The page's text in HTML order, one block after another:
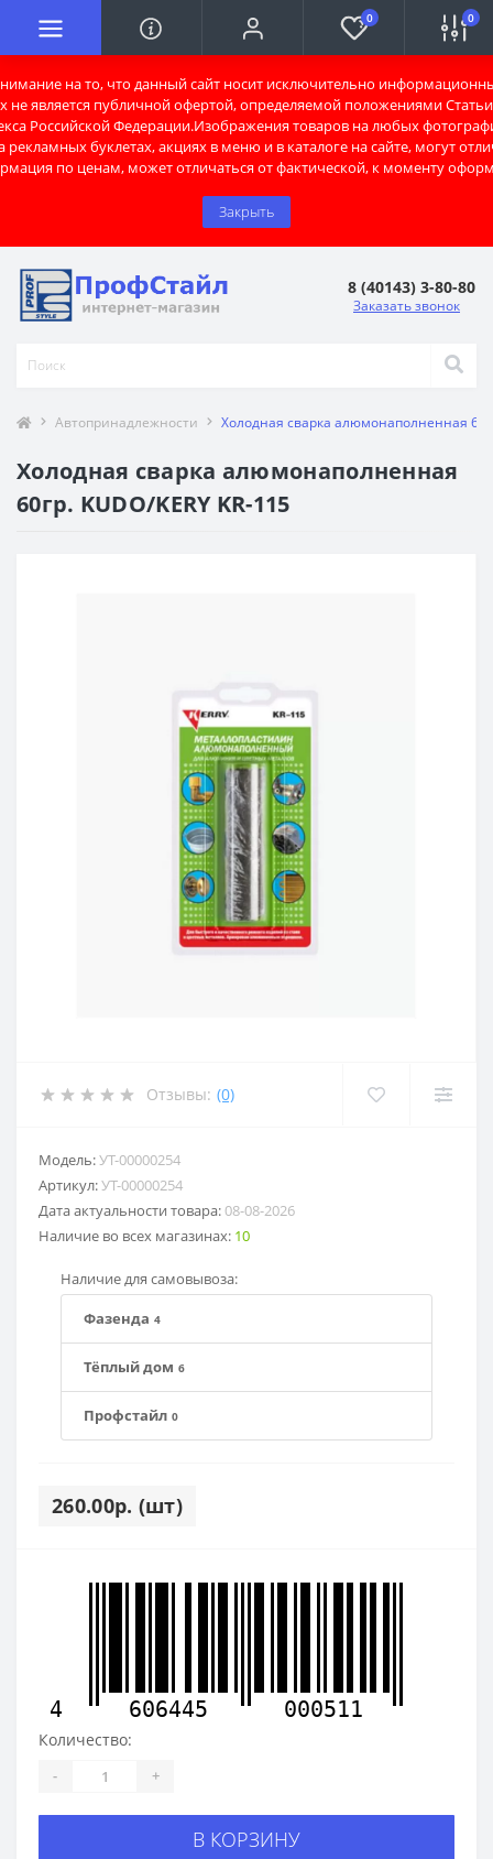
на то, что данный сайт носит исключительно
не является публичной офертой, определяемой положениями Статьи
Российской Федерации.Изображения товаров на любых
рекламных буклетах, акциях в меню и в каталоге на сайте, могут
по ценам, может отличаться от фактической, к моменту
Закрыть
0 0
8 (40143) 3-80-80
Заказать звонок
Автопринадлежности Холодная сварка алюмонаполненная
Холодная сварка алюмонаполненная
60гр. KUDO/KERY KR-115
Отзывы: (0)
Модель:УТ-00000254
Артикул:УТ-00000254
Дата актуальности товара:08-08-2026
Наличие во всех магазинах: 10
Наличие для самовывоза:
Фазенда 4
Тёплый дом 6
Профстайл 0
260.00р. (шт)
4 606445 000511
Количество:
- +
В КОРЗИНУ